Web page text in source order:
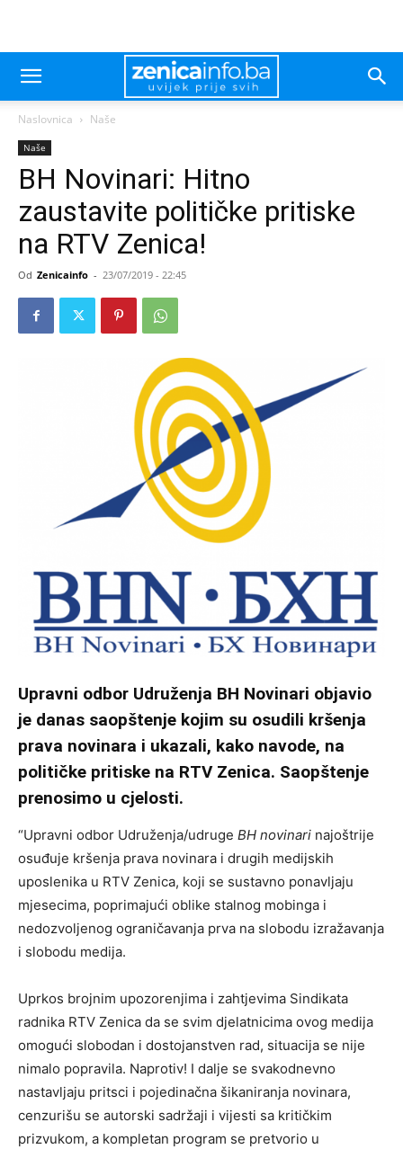
Naslovnica Naše
Naše
BH Novinari: Hitno
zaustavite političke pritiske
na RTV Zenica!
Od Zenicainfo - 23/07/2019 - 22:45
Upravni odbor Udruženja BH Novinari objavio
je danas saopštenje kojim su osudili kršenja
prava novinara i ukazali, kako navode, na
političke pritiske na RTV Zenica. Saopštenje
prenosimo u cjelosti.
“Upravni odbor Udruženja/udruge BH novinari najoštrije
osuđuje kršenja prava novinara i drugih medijskih
uposlenika u RTV Zenica, koji se sustavno ponavljaju
mjesecima, poprimajući oblike stalnog mobinga i
nedozvoljenog ograničavanja prva na slobodu izražavanja
i slobodu medija.
Uprkos brojnim upozorenjima i zahtjevima Sindikata
radnika RTV Zenica da se svim djelatnicima ovog medija
omogući slobodan i dostojanstven rad, situacija se nije
nimalo popravila. Naprotiv! I dalje se svakodnevno
nastavljaju pritsci i pojedinačna šikaniranja novinara,
cenzurišu se autorski sadržaji i vijesti sa kritičkim
prizvukom, a kompletan program se pretvorio u